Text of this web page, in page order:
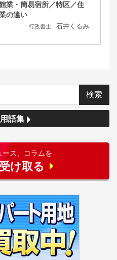
業・簡易宿所／特区／住
の違い
行政書士 石井くるみ
語集
ス、コラムを
け取る